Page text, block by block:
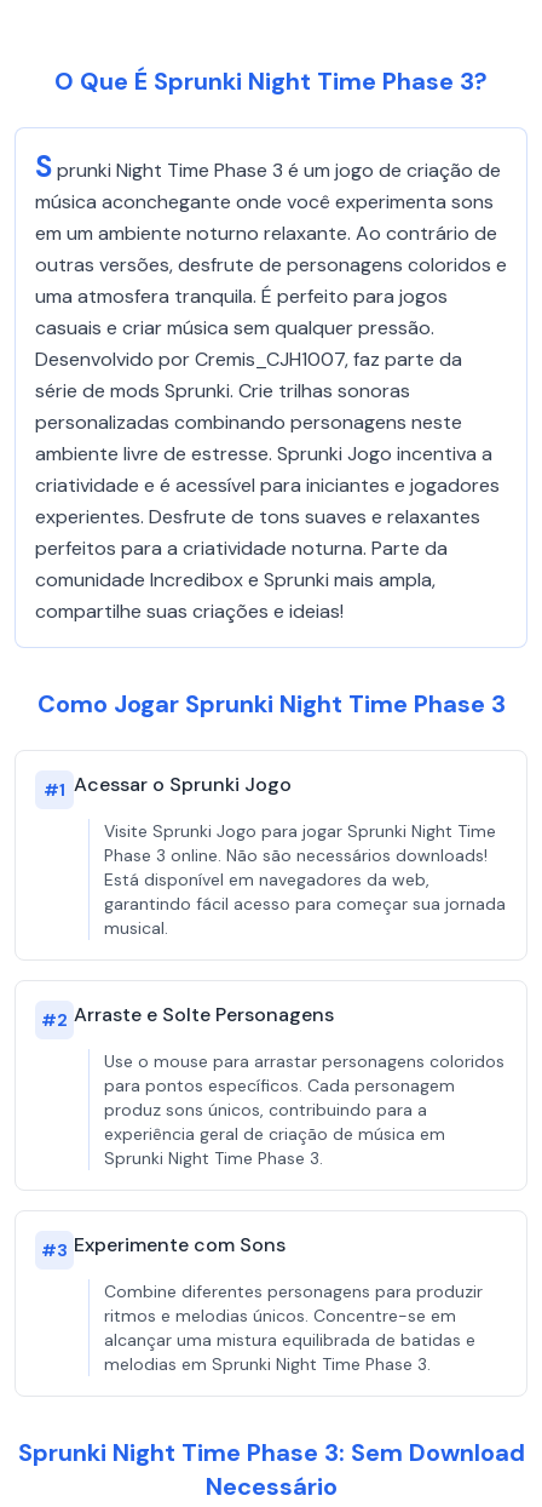
O Que É Sprunki Night Time Phase 3?
Sprunki Night Time Phase 3 é um jogo de criação de
música aconchegante onde você experimenta sons
em um ambiente noturno relaxante. Ao contrário de
outras versões, desfrute de personagens coloridos e
uma atmosfera tranquila. É perfeito para jogos
casuais e criar música sem qualquer pressão.
Desenvolvido por Cremis_CJH1007, faz parte da
série de mods Sprunki. Crie trilhas sonoras
personalizadas combinando personagens neste
ambiente livre de estresse. Sprunki Jogo incentiva a
criatividade e é acessível para iniciantes e jogadores
experientes. Desfrute de tons suaves e relaxantes
perfeitos para a criatividade noturna. Parte da
comunidade Incredibox e Sprunki mais ampla,
compartilhe suas criações e ideias!
Como Jogar Sprunki Night Time Phase 3
#1 Acessar o Sprunki Jogo
Visite Sprunki Jogo para jogar Sprunki Night Time
Phase 3 online. Não são necessários downloads!
Está disponível em navegadores da web,
garantindo fácil acesso para começar sua jornada
musical.
#2 Arraste e Solte Personagens
Use o mouse para arrastar personagens coloridos
para pontos específicos. Cada personagem
produz sons únicos, contribuindo para a
experiência geral de criação de música em
Sprunki Night Time Phase 3.
#3 Experimente com Sons
Combine diferentes personagens para produzir
ritmos e melodias únicos. Concentre-se em
alcançar uma mistura equilibrada de batidas e
melodias em Sprunki Night Time Phase 3.
Sprunki Night Time Phase 3: Sem Download
Necessário